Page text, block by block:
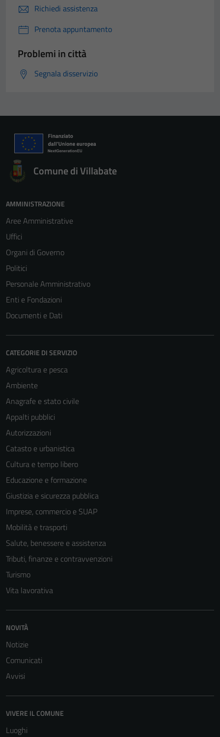
Richiedi assistenza
Prenota appuntamento
Problemi in città
Segnala disservizio
Comune di Villabate
AMMINISTRAZIONE
Aree Amministrative
Uffici
Organi di Governo
Politici
Personale Amministrativo
Enti e Fondazioni
Documenti e Dati
CATEGORIE DI SERVIZIO
Agricoltura e pesca
Ambiente
Anagrafe e stato civile
Appalti pubblici
Autorizzazioni
Catasto e urbanistica
Cultura e tempo libero
Educazione e formazione
Giustizia e sicurezza pubblica
Imprese, commercio e SUAP
Mobilità e trasporti
Salute, benessere e assistenza
Tributi, finanze e contravvenzioni
Turismo
Vita lavorativa
NOVITÀ
Notizie
Comunicati
Avvisi
VIVERE IL COMUNE
Luoghi